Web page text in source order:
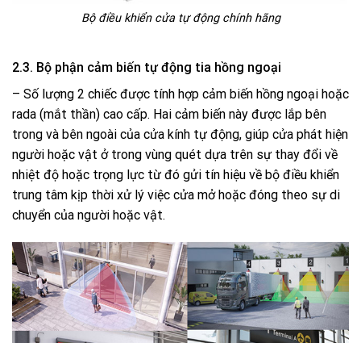
Bộ điều khiển cửa tự động chính hãng
2.3. Bộ phận cảm biến tự động tia hồng ngoại
– Số lượng 2 chiếc được tính hợp cảm biến hồng ngoại hoặc
rada (mắt thần) cao cấp. Hai cảm biến này được lắp bên
trong và bên ngoài của cửa kính tự động, giúp cửa phát hiện
người hoặc vật ở trong vùng quét dựa trên sự thay đổi về
nhiệt độ hoặc trọng lực từ đó gửi tín hiệu về bộ điều khiển
trung tâm kịp thời xử lý việc cửa mở hoặc đóng theo sự di
chuyển của người hoặc vật.